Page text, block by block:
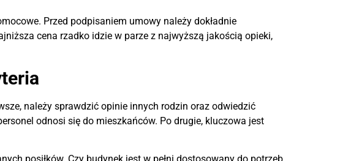
Przed podpisaniem umowy należy dokładnie
cena rzadko idzie w parze z najwyższą jakością opieki,
należy sprawdzić opinie innych rodzin oraz odwiedzić
odnosi się do mieszkańców. Po drugie, kluczowa jest